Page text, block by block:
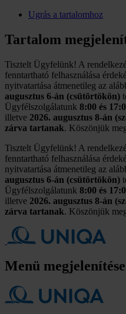
Ugrás a tartalomhoz
Tartalom
Tisztelt Ügyfelünk! A
fenntartható felhasználása
nyitvatartása átmenetileg az
augusztus 6-án (csütörtökön)
Ügyfélszolgálatunk 8:00 és
illetve 2026. augusztus 8-án
zárva tartanak. Köszönjük
Tisztelt Ügyfelünk! A
fenntartható felhasználása
nyitvatartása átmenetileg az
augusztus 6-án (csütörtökön)
Ügyfélszolgálatunk 8:00 és
illetve 2026. augusztus 8-án
zárva tartanak. Köszönjük
Menü megjelenítése